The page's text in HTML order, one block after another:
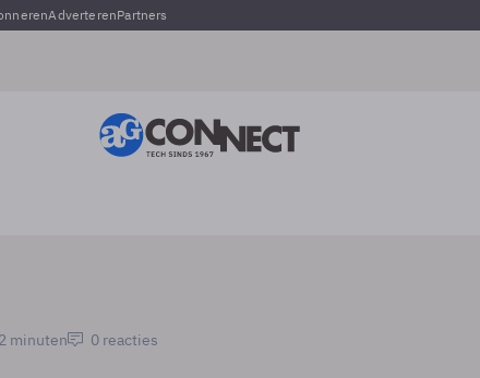
AdverterenPartners
minuten 0 reacties